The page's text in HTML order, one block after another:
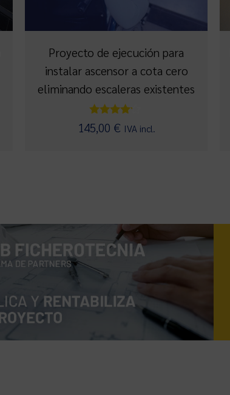
Proyecto de ejecución para
instalar ascensor a cota cero
eliminando escaleras existentes
Valorado
con
145,00 € IVA incl.